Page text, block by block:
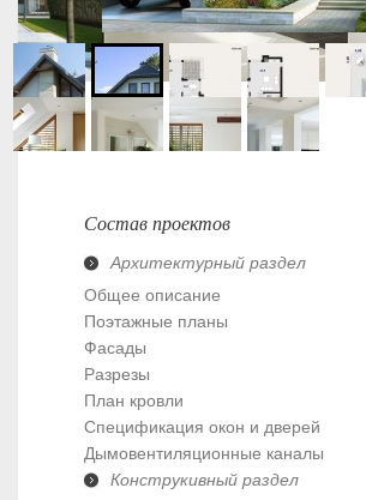
Состав проектов
Архитектурный раздел
Общее описание
Поэтажные планы
Фасады
Разрезы
План кровли
Спецификация окон и дверей
Дымовентиляционные каналы
Конструкивный раздел